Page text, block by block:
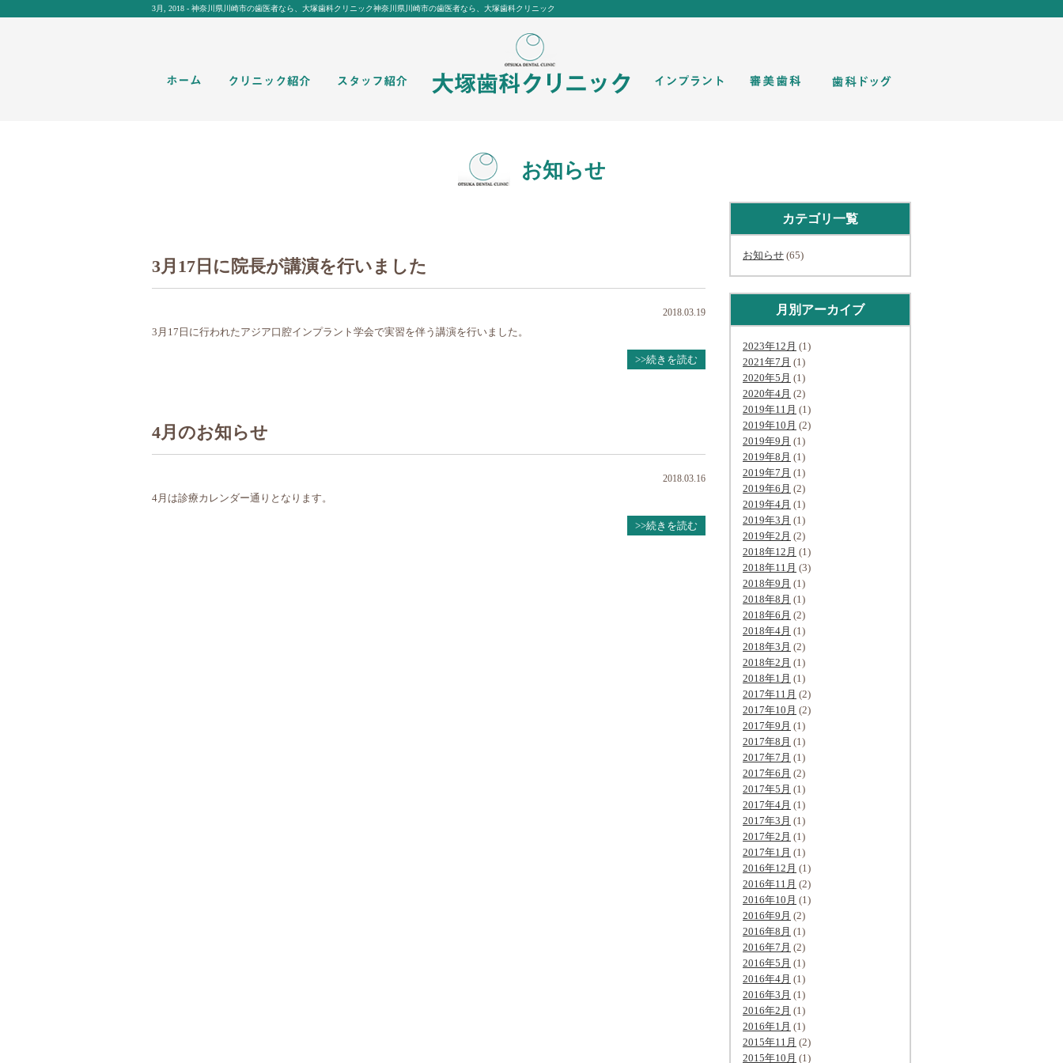
3月, 2018 - 神奈川県川崎市の歯医者なら、大塚歯科クリニック神奈川県川崎市の歯医者なら、大塚歯科クリニック
お知らせ
3月17日に院長が講演を行いました
2018.03.19
3月17日に行われたアジア口腔インプラント学会で実習を伴う講演を行いました。
>>続きを読む
4月のお知らせ
2018.03.16
4月は診療カレンダー通りとなります。
>>続きを読む
カテゴリ一覧
お知らせ (65)
月別アーカイブ
2023年12月 (1)
2021年7月 (1)
2020年5月 (1)
2020年4月 (2)
2019年11月 (1)
2019年10月 (2)
2019年9月 (1)
2019年8月 (1)
2019年7月 (1)
2019年6月 (2)
2019年4月 (1)
2019年3月 (1)
2019年2月 (2)
2018年12月 (1)
2018年11月 (3)
2018年9月 (1)
2018年8月 (1)
2018年6月 (2)
2018年4月 (1)
2018年3月 (2)
2018年2月 (1)
2018年1月 (1)
2017年11月 (2)
2017年10月 (2)
2017年9月 (1)
2017年8月 (1)
2017年7月 (1)
2017年6月 (2)
2017年5月 (1)
2017年4月 (1)
2017年3月 (1)
2017年2月 (1)
2017年1月 (1)
2016年12月 (1)
2016年11月 (2)
2016年10月 (1)
2016年9月 (2)
2016年8月 (1)
2016年7月 (2)
2016年5月 (1)
2016年4月 (1)
2016年3月 (1)
2016年2月 (1)
2016年1月 (1)
2015年11月 (2)
2015年10月 (1)